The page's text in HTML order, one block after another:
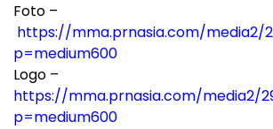
Foto –
https://mma.prnasia.com/media2/
p=medium600
Logo –
https://mma.prnasia.com/media2/
p=medium600